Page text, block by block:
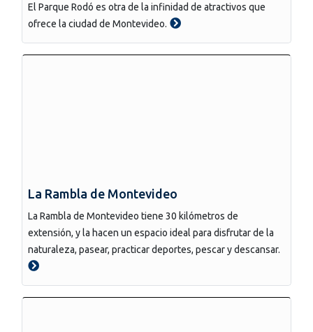
El Parque Rodó es otra de la infinidad de atractivos que
ofrece la ciudad de Montevideo.
La Rambla de Montevideo
La Rambla de Montevideo tiene 30 kilómetros de
extensión, y la hacen un espacio ideal para disfrutar de la
naturaleza, pasear, practicar deportes, pescar y descansar.